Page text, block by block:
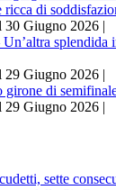
ricca di
30 Giugno 2026 |
29 Giugno 2026 |
29 Giugno 2026 |